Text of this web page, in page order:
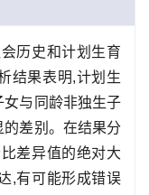
历史和计划生育
结果表明,计划生
女与同龄非独生子
差别。在结果分
差异值的绝对大
,有可能形成错误